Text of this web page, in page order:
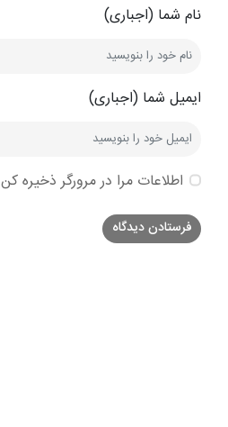
نام شما (اجباری)
ایمیل شما (اجباری)
اطلاعات مرا در مرورگر ذخیره کن